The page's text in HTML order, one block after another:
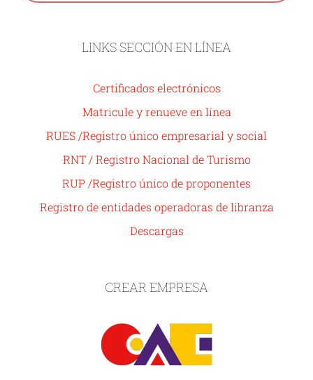
LINKS SECCIÓN EN LÍNEA
Certificados electrónicos
Matricule y renueve en línea
RUES /Registro único empresarial y social
RNT / Registro Nacional de Turismo
RUP /Registro único de proponentes
Registro de entidades operadoras de libranza
Descargas
CREAR EMPRESA